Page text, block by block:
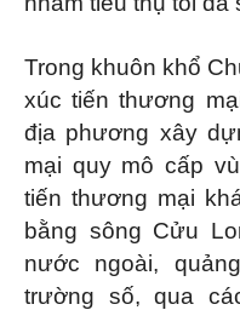
Trong khuôn khổ
xúc tiến thương
địa phương xây
mại quy mô cấp
tiến thương mại
bằng sông Cửu
nước ngoài,
trường số, qua